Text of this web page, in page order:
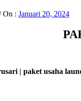
On : Januari 20, 2024
| paket usaha